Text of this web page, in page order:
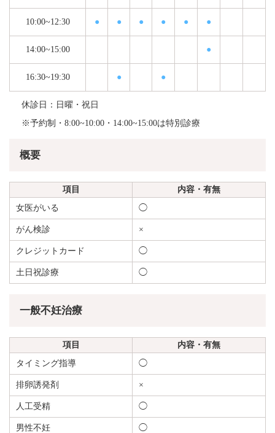
10:00~12:30 ● ● ● ● ● ●
14:00~15:00 ●
16:30~19:30 ● ●
休診日：日曜・祝日
※予約制・8:00~10:00・14:00~15:00は特別診療
概要
項目
内容・有無
女医がいる
◯
がん検診 ×
クレジットカード ◯
土日祝診療 ◯
一般不妊治療
項目
内容・有無
タイミング指導
◯
排卵誘発剤 ×
人工受精 ◯
男性不妊 ◯